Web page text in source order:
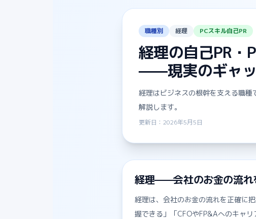
職種別 経理 PCスキル自己PR
経理の自己PR・
——現実のギャ
経理はビジネスの根幹を支える職
解説します。
更新日：2026年5月5日
経理——会社のお金の流れ
経理は、会社のお金の流れを正確に
握できる」「CFOやFP&Aへのキャ